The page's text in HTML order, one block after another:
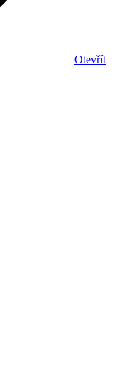
Otevřít